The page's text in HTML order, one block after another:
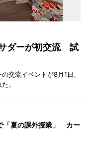
ダーが初交流 試
交流イベントが8月1日、
。
「夏の課外授業」 カー